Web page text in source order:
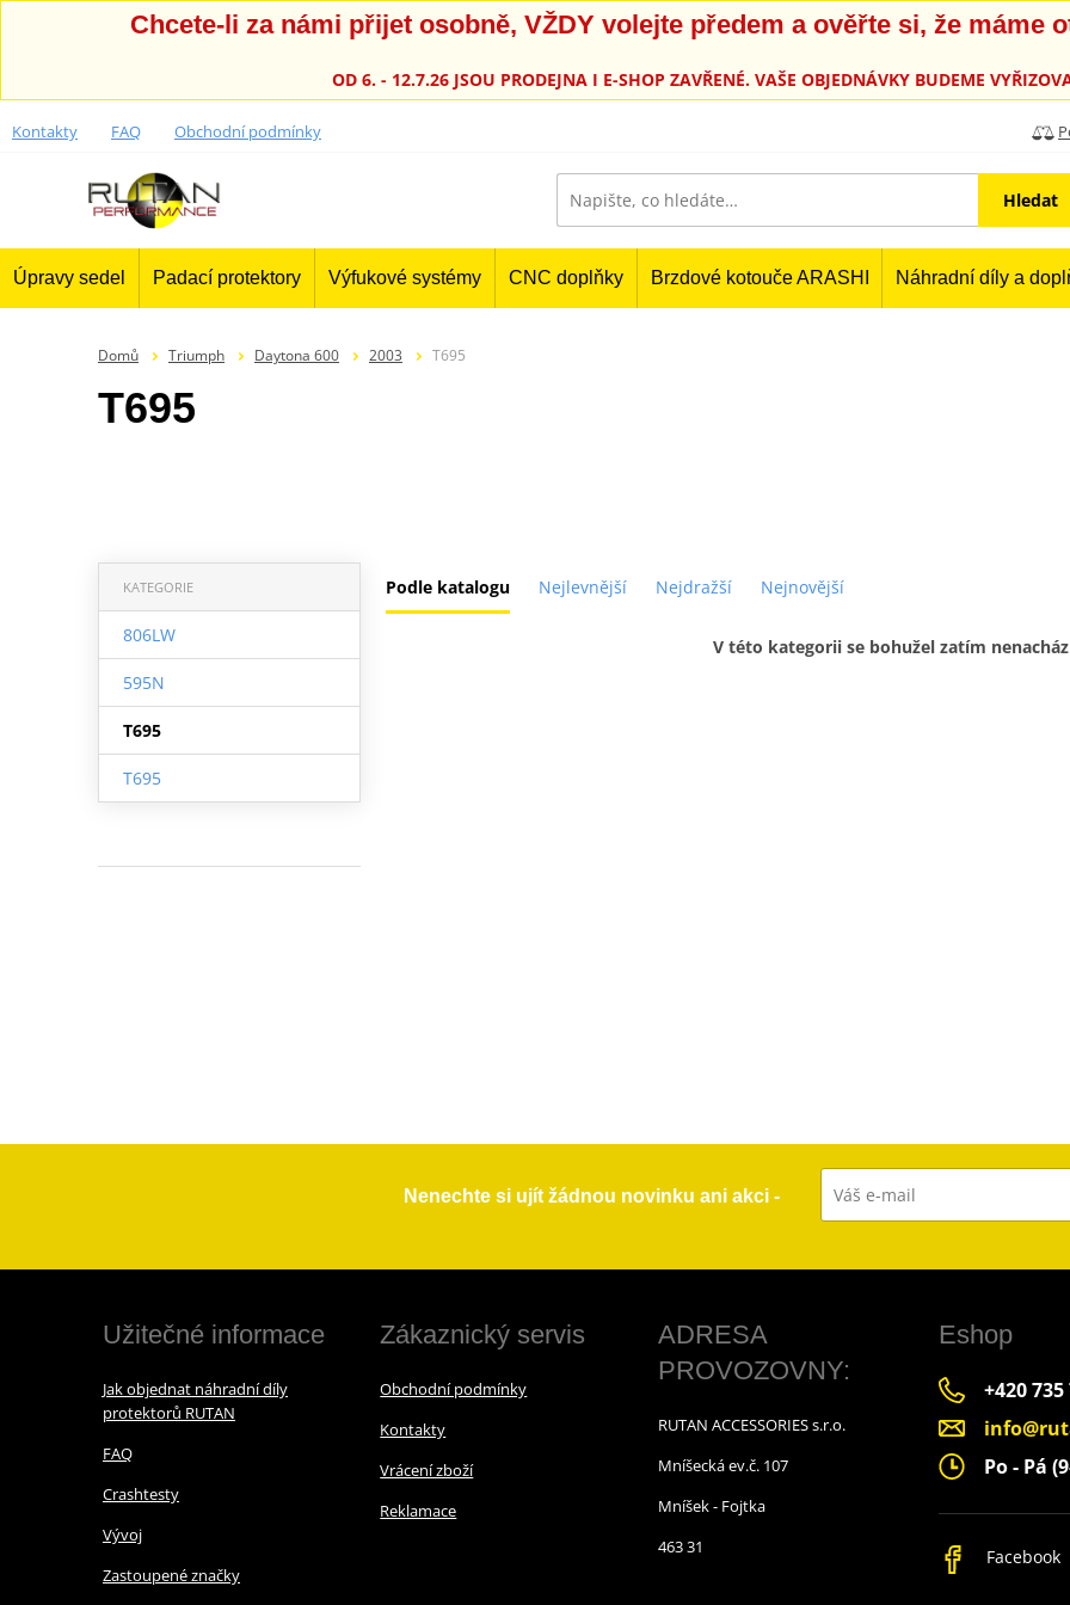
Chcete-li za námi přijet osobně, VŽDY volejte předem a ověřte si, že máme
OD 6. - 12.7.26 JSOU PRODEJNA I E-SHOP ZAVŘENÉ. VAŠE OBJEDNÁVKY BUDEME
Kontakty FAQ Obchodní podmínky
Hledat
Úpravy sedel Padací protektory Výfukové systémy CNC doplňky Brzdové kotouče ARASHI Náhradní díly a
Domů Triumph Daytona 600 2003 T695
T695
Podle katalogu Nejlevnější Nejdražší Nejnovější
KATEGORIE
806LW
595N
T695
T695
V této kategorii se bohužel zatím
Nenechte si ujít žádnou novinku ani akci -
Užitečné informace
Jak objednat náhradní díly
protektorů RUTAN
FAQ
Crashtesty
Vývoj
Zastoupené značky
Zákaznický servis
Obchodní podmínky
Kontakty
Vrácení zboží
Reklamace
ADRESA
PROVOZOVNY:
RUTAN ACCESSORIES s.r.o.
Mníšecká ev.č. 107
Mníšek - Fojtka
463 31
Eshop
+420 735
Po - Pá
Facebook